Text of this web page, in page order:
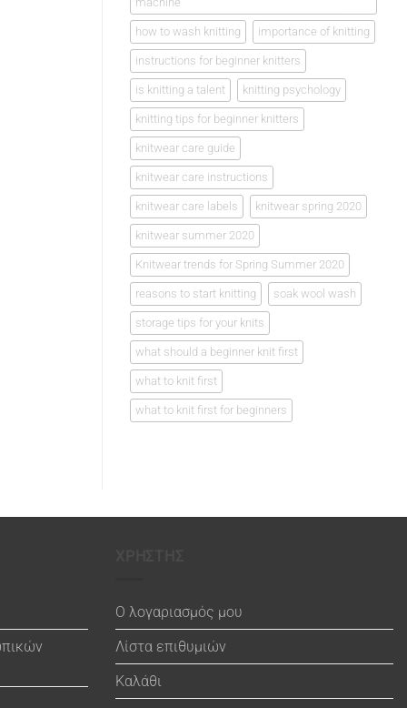
how to wash knitting importance of knitting
instructions for beginner knitters
is knitting a talent knitting psychology
knitting tips for beginner knitters
knitwear care guide
knitwear care instructions
knitwear care labels knitwear spring 2020
knitwear summer 2020
Knitwear trends for Spring Summer 2020
reasons to start knitting soak wool wash
storage tips for your knits
what should a beginner knit first
what to knit first
what to knit first for beginners
Ο λογαριασμός μου
Λίστα επιθυμιών
Καλάθι